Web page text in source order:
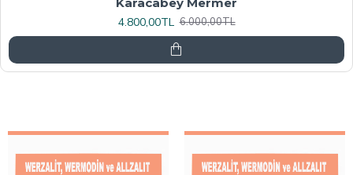
6.080,00TL 7.600,00TL